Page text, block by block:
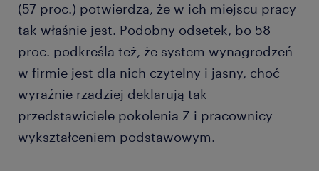
(57 proc.) potwierdza, że w ich miejscu pracy
tak właśnie jest. Podobny odsetek, bo 58
proc. podkreśla też, że system wynagrodzeń
w firmie jest dla nich czytelny i jasny, choć
wyraźnie rzadziej deklarują tak
przedstawiciele pokolenia Z i pracownicy
wykształceniem podstawowym.